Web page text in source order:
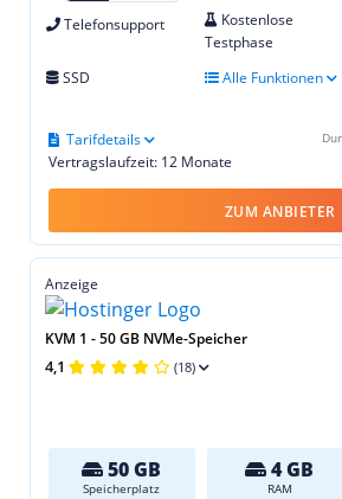
Telefonsupport
Kostenlose
Testphase
SSD Alle Funktionen
Vertragslaufzeit: 12 Monate
Tarifdetails
ZUM ANBIETER
Anzeige
KVM 1 - 50 GB NVMe-Speicher
4,1 (18)
50 GB
Speicherplatz
4 GB
RAM